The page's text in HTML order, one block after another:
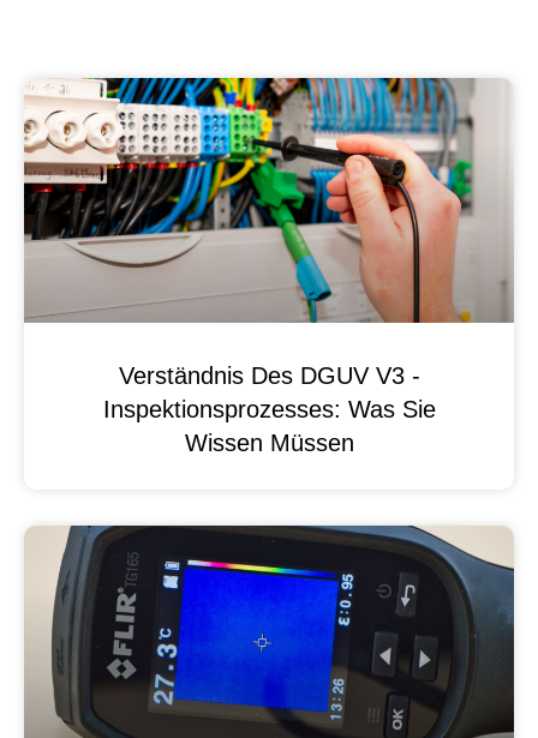
Verständnis Des DGUV V3 -
Inspektionsprozesses: Was Sie
Wissen Müssen